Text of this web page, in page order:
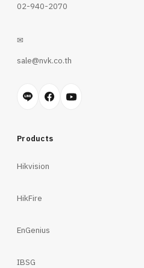
02-940-2070
✉
sale@nvk.co.th
Products
Hikvision
HikFire
EnGenius
IBSG